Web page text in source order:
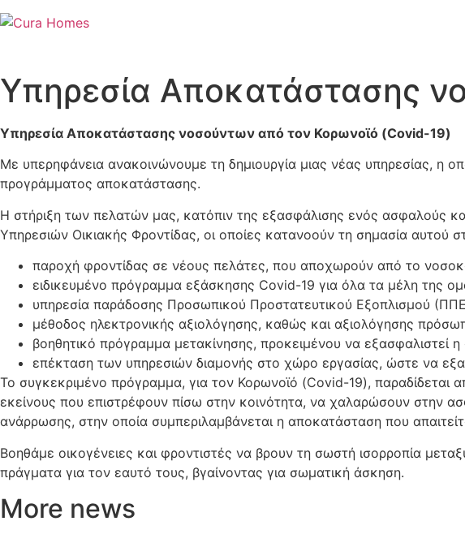
Skip
to
Υπηρεσία Αποκατάστασης
Υπηρεσία Αποκατάστασης νοσούντων από τον Κορωνοϊό (Covid-19)
Με υπερηφάνεια ανακοινώνουμε τη δημιουργία μιας νέας υπηρεσίας, η
προγράμματος αποκατάστασης.
Η στήριξη των πελατών μας, κατόπιν της εξασφάλισης ενός ασφαλούς
Υπηρεσιών Οικιακής Φροντίδας, οι οποίες κατανοούν τη σημασία αυτού
παροχή φροντίδας σε νέους πελάτες, που αποχωρούν από το
ειδικευμένο πρόγραμμα εξάσκησης Covid-19 για όλα τα μέλη της
υπηρεσία παράδοσης Προσωπικού Προστατευτικού Εξοπλισμού
μέθοδος ηλεκτρονικής αξιολόγησης, καθώς και αξιολόγησης
βοηθητικό πρόγραμμα μετακίνησης, προκειμένου να
επέκταση των υπηρεσιών διαμονής στο χώρο εργασίας, ώστε να
Το συγκεκριμένο πρόγραμμα, για τον Κορωνοϊό (Covid-19), παραδίδεται
εκείνους που επιστρέφουν πίσω στην κοινότητα, να χαλαρώσουν στην
ανάρρωσης, στην οποία συμπεριλαμβάνεται η αποκατάσταση που
Βοηθάμε οικογένειες και φροντιστές να βρουν τη σωστή ισορροπία
πράγματα για τον εαυτό τους, βγαίνοντας για σωματική άσκηση.
More news